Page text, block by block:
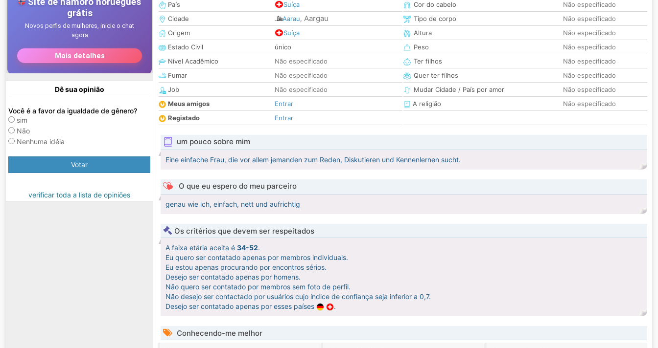
Dê sua opinião
Você é a favor da igualdade de gênero?
sim
Não
Nenhuma idéia
Votar
verificar toda a lista de opiniões
País
Suíça
Cidade
Aarau, Aargau
Origem
Suíça
Estado Civil
único
Nível Acadêmico
Não especificado
Fumar
Não especificado
Job
Não especificado
Meus amigos
Entrar
Registado
Entrar
Cor do cabelo
Não especificado
Tipo de corpo
Não especificado
Altura
Não especificado
Peso
Não especificado
Ter filhos
Não especificado
Quer ter filhos
Não especificado
Mudar Cidade / País por amor
Não especificado
A religião
Não especificado
um pouco sobre mim
Eine einfache Frau, die vor allem jemanden zum Reden, Diskutieren und Kennenlernen sucht.
O que eu espero do meu parceiro
genau wie ich, einfach, nett und aufrichtig
Os critérios que devem ser respeitados
A faixa etária aceita é 34-52.
Eu quero ser contatado apenas por membros individuais.
Eu estou apenas procurando por encontros sérios.
Desejo ser contatado apenas por homens.
Não quero ser contatado por membros sem foto de perfil.
Não desejo ser contactado por usuários cujo índice de confiança seja inferior a 0,7.
Desejo ser contatado apenas por esses países
.
Conhecendo-me melhor